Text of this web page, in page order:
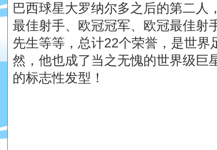
巴西球星大罗纳尔多之后的第二人
最佳射手、 欧冠冠军、欧冠最佳射
先生等等，总计22个荣誉，是世界
然，他也成了当之无愧的世界级巨
的标志性发型！